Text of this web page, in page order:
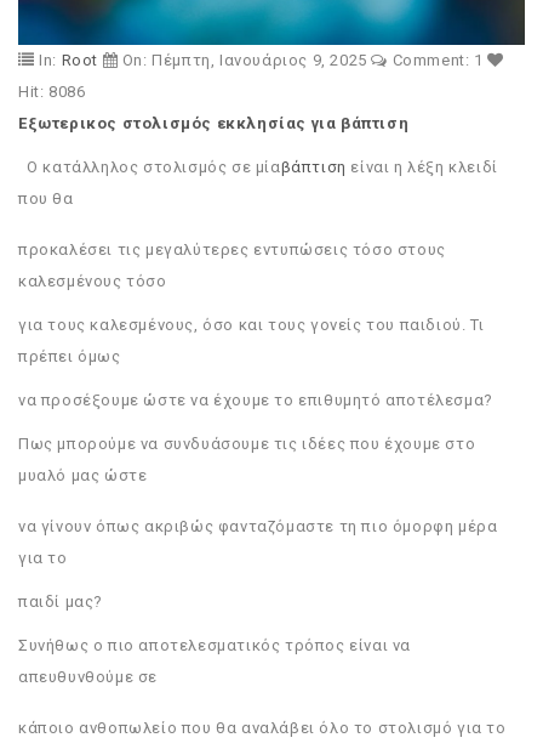
In: Root On: Πέμπτη, Ιανουάριος 9,2025
Comment: 1
Hit: 8086
Εξωτερικος στολισμός εκκλησίας για βάπτιση
Ο κατάλληλος στολισμός σε μίαβάπτιση είναι η λέξη κλειδί
που θα
προκαλέσει τις μεγαλύτερες εντυπώσεις τόσο στους
καλεσμένους τόσο
για τους καλεσμένους, όσο και τους γονείς του παιδιού. Τι
πρέπει όμως
να προσέξουμε ώστε να έχουμε το επιθυμητό αποτέλεσμα?
Πως μπορούμε να συνδυάσουμε τις ιδέες που έχουμε στο
μυαλό μας ώστε
να γίνουν όπως ακριβώς φανταζόμαστε τη πιο όμορφη μέρα
για το
παιδί μας?
Συνήθως ο πιο αποτελεσματικός τρόπος είναι να
απευθυνθούμε σε
κάποιο ανθοπωλείο που θα αναλάβει όλο το στολισμό για το